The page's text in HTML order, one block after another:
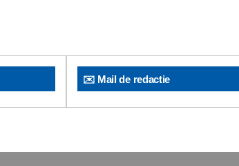
✉️ Mail de redactie